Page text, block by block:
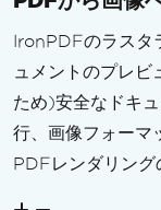
IronPDFのラスタ
ュメントのプレビ
ため)安全なドキ
行、画像フォーマ
PDFレンダリング